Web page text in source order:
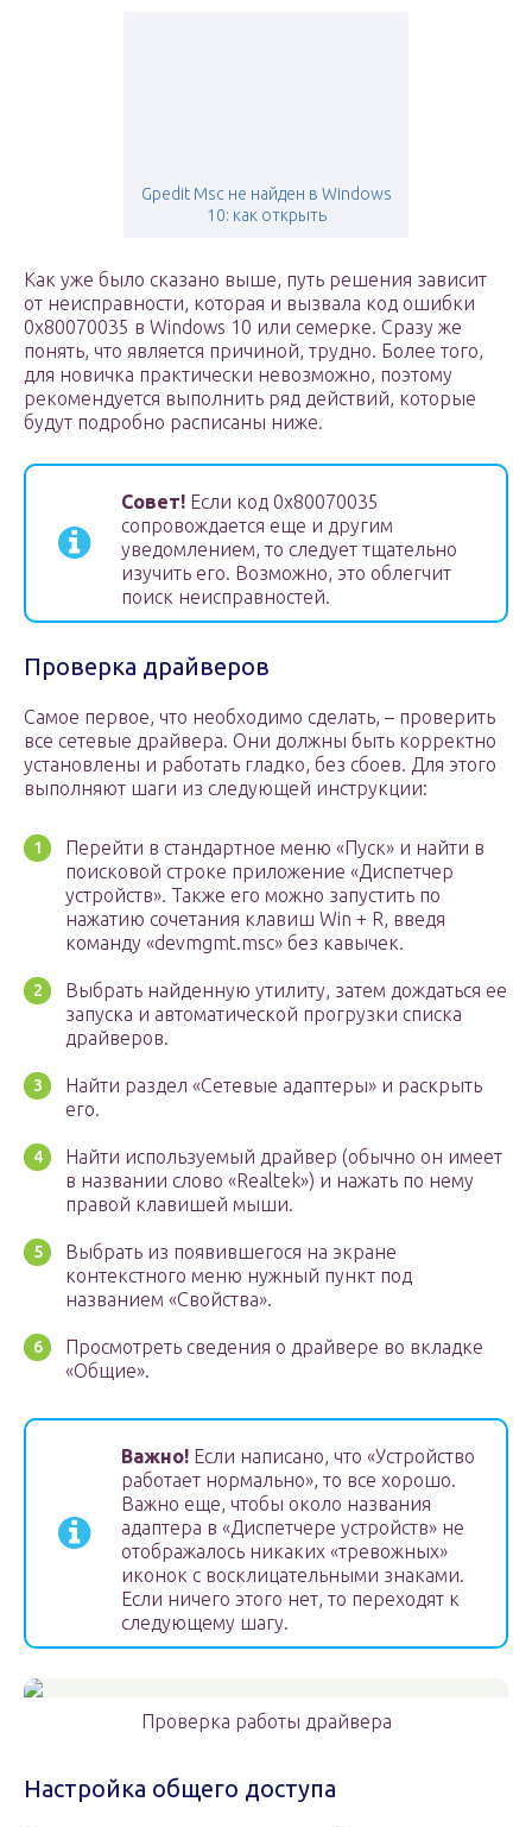
Gpedit Msc не найден в Windows
10: как открыть
Как уже было сказано выше, путь решения зависит
от неисправности, которая и вызвала код ошибки
0x80070035 в Windows 10 или семерке. Сразу же
понять, что является причиной, трудно. Более того,
для новичка практически невозможно, поэтому
рекомендуется выполнить ряд действий, которые
будут подробно расписаны ниже.
Совет! Если код 0x80070035
сопровождается еще и другим
уведомлением, то следует тщательно
изучить его. Возможно, это облегчит
поиск неисправностей.
Проверка драйверов
Самое первое, что необходимо сделать, – проверить
все сетевые драйвера. Они должны быть корректно
установлены и работать гладко, без сбоев. Для этого
выполняют шаги из следующей инструкции:
Перейти в стандартное меню «Пуск» и найти в
поисковой строке приложение «Диспетчер
устройств». Также его можно запустить по
нажатию сочетания клавиш Win + R, введя
команду «devmgmt.msc» без кавычек.
Выбрать найденную утилиту, затем дождаться ее
запуска и автоматической прогрузки списка
драйверов.
Найти раздел «Сетевые адаптеры» и раскрыть
его.
Найти используемый драйвер (обычно он имеет
в названии слово «Realtek») и нажать по нему
правой клавишей мыши.
Выбрать из появившегося на экране
контекстного меню нужный пункт под
названием «Свойства».
Просмотреть сведения о драйвере во вкладке
«Общие».
Важно! Если написано, что «Устройство
работает нормально», то все хорошо.
Важно еще, чтобы около названия
адаптера в «Диспетчере устройств» не
отображалось никаких «тревожных»
иконок с восклицательными знаками.
Если ничего этого нет, то переходят к
следующему шагу.
Проверка работы драйвера
Настройка общего доступа